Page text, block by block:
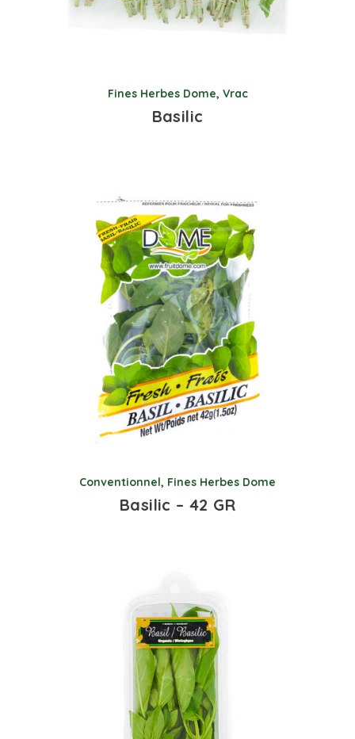
Fines Herbes Dome, Vrac
Basilic
Conventionnel, Fines Herbes Dome
Basilic – 42 GR